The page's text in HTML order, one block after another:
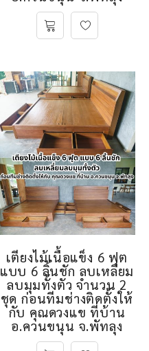
เตียงไม้เนื้อแข็ง 6 ฟุต
แบบ 6 ลิ้นชัก ลบเหลี่ยม
ลบมุมทั้งตัว จำนวน 2
ชุด ก่อนทีมช่างติดตั้งให้
กับ คุณดวงแข ที่บ้าน
อ.ควนขนุน จ.พัทลุง